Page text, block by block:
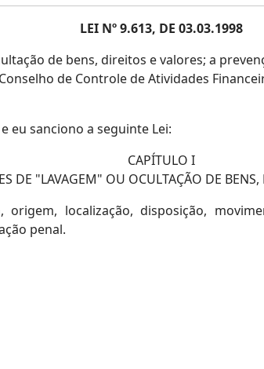
LEI Nº 9.613, DE 03.03.1998
de bens, direitos e valores; a
de Controle de Atividades
eu sanciono a seguinte Lei:
CAPÍTULO I
DE "LAVAGEM" OU OCULTAÇÃO DE BENS,
localização, disposição,
penal.